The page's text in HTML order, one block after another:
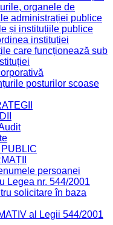
organele de
administrației publice
și instituțiile publice
instituției
care funcționează sub
posturilor scoase
persoanei
Legea nr. 544/2001
solicitare în baza
al Legii 544/2001